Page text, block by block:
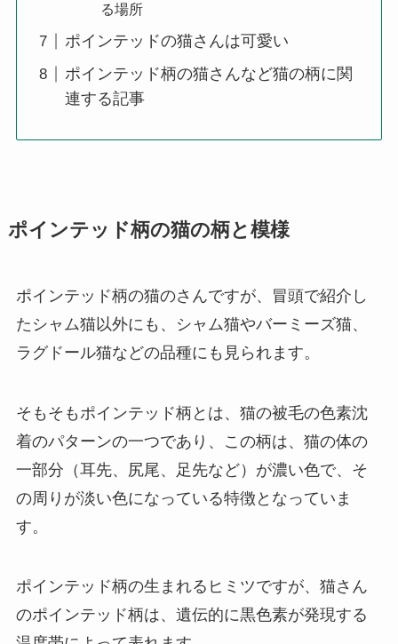
る場所
ポインテッドの猫さんは可愛い
ポインテッド柄の猫さんなど猫の柄に関
連する記事
ポインテッド柄の猫の柄と模様
ポインテッド柄の猫のさんですが、冒頭で紹介し
たシャム猫以外にも、シャム猫やバーミーズ猫、
ラグドール猫などの品種にも見られます。
そもそもポインテッド柄とは、猫の被毛の色素沈
着のパターンの一つであり、この柄は、猫の体の
一部分（耳先、尻尾、足先など）が濃い色で、そ
の周りが淡い色になっている特徴となっていま
す。
ポインテッド柄の生まれるヒミツですが、猫さん
のポインテッド柄は、遺伝的に黒色素が発現する